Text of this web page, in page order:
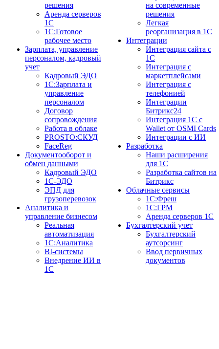
решения
Аренда серверов
1С
1C:Готовое
рабочее место
Зарплата, управление
персоналом, кадровый
учет
Кадровый ЭДО
1С:Зарплата и
управление
персоналом
Договор
сопровождения
Работа в облаке
PROSTO:СКУД
FaceReg
Документооборот и
обмен данными
Кадровый ЭДО
1С-ЭДО
ЭПД для
грузоперевозок
Аналитика и
управление бизнесом
Реальная
автоматизация
1С:Аналитика
BI-системы
Внедрение ИИ в
1С
на современные
решения
Легкая
реорганизация в 1С
Интеграции
Интеграция сайта с
1С
Интеграция с
маркетплейсами
Интеграция с
телефонией
Интеграции
Битрикс24
Интеграция 1С с
Wallet от OSMI Cards
Интеграции с ИИ
Разработка
Наши расширения
для 1С
Разработка сайтов на
Битрикс
Облачные сервисы
1С:Фреш
1С:ГРМ
Аренда серверов 1С
Бухгалтерский учет
Бухгалтерский
аутсорсинг
Ввод первичных
документов